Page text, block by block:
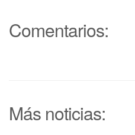
Comentarios:
Más noticias: